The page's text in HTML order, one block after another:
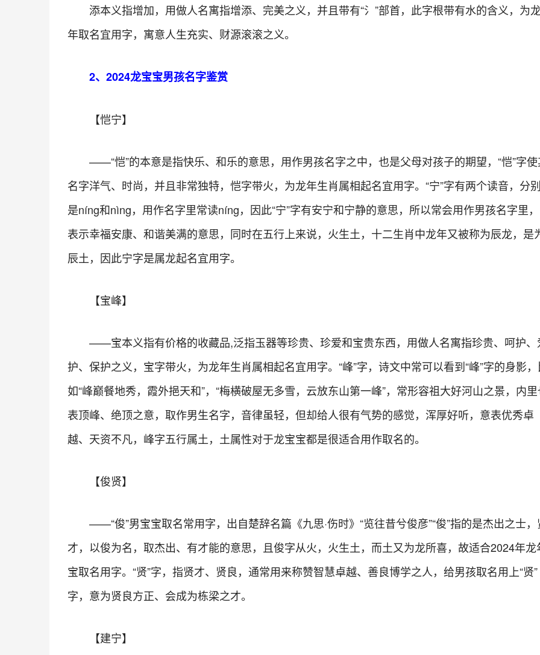
添本义指增加，用做人名寓指增添、完美之义，并且带有“氵”部首，此字根带有水的含义，为
年取名宜用字，寓意人生充实、财源滚滚之义。
2、2024龙宝宝男孩名字鉴赏
【恺宁】
——“恺”的本意是指快乐、和乐的意思，用作男孩名字之中，也是父母对孩子的期望，“恺”字
名字洋气、时尚，并且非常独特，恺字带火，为龙年生肖属相起名宜用字。“宁”字有两个读音，分
是níng和nìng，用作名字里常读níng，因此“宁”字有安宁和宁静的意思，所以常会用作男孩名字里，
表示幸福安康、和谐美满的意思，同时在五行上来说，火生土，十二生肖中龙年又被称为辰龙，是
辰土，因此宁字是属龙起名宜用字。
【宝峰】
——宝本义指有价格的收藏品,泛指玉器等珍贵、珍爱和宝贵东西，用做人名寓指珍贵、呵护、
护、保护之义，宝字带火，为龙年生肖属相起名宜用字。“峰”字，诗文中常可以看到“峰”字的身影
如“峰巅餐地秀，霞外挹天和”，“梅横破屋无多雪，云放东山第一峰”，常形容祖大好河山之景，内
表顶峰、绝顶之意，取作男生名字，音律虽轻，但却给人很有气势的感觉，浑厚好听，意表优秀卓
越、天资不凡，峰字五行属土，土属性对于龙宝宝都是很适合用作取名的。
【俊贤】
——“俊”男宝宝取名常用字，出自楚辞名篇《九思·伤时》“览往昔兮俊彦”“俊”指的是杰出之士，
才，以俊为名，取杰出、有才能的意思，且俊字从火，火生土，而土又为龙所喜，故适合2024年龙
宝取名用字。“贤”字，指贤才、贤良，通常用来称赞智慧卓越、善良博学之人，给男孩取名用上“贤”
字，意为贤良方正、会成为栋梁之才。
【建宁】